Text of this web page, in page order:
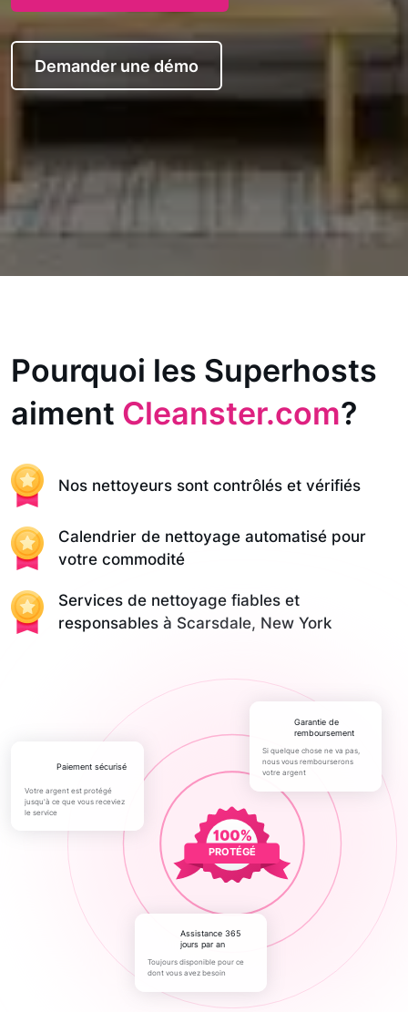
Demander une démo
Pourquoi les Superhosts
aiment Cleanster.com?
Nos nettoyeurs sont contrôlés et vérifiés
Calendrier de nettoyage automatisé pour
votre commodité
Services de nettoyage fiables et
responsables à Scarsdale, New York
PROTÉGÉ
paiement sécurisé
Votre argent est protégé
jusqu'à ce que vous receviez
le service
Garantie de
remboursement
Si quelque chose ne va pas,
nous vous rembourserons
votre argent
Assistance 365
jours par an
Toujours disponible pour ce
dont vous avez besoin